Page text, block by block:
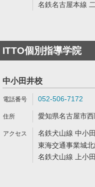
名鉄名古屋本線
ITTO個別指導学院
中小田井校
052-506-7172
愛知県名古屋市
名鉄犬山線 中小
東海交通事業城
名鉄犬山線 上小